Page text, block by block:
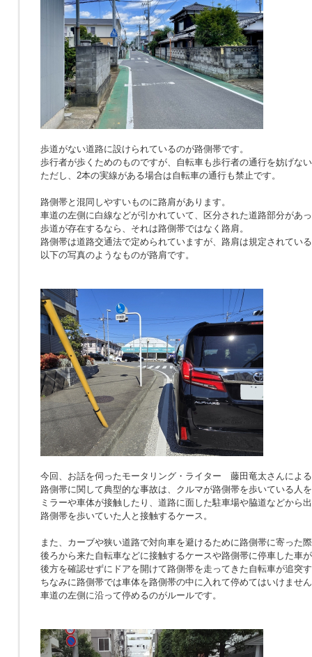
歩道がない道路に設けられているのが路側帯です。
歩行者が歩くためのものですが、自転車も歩行者の通行を妨げな
ただし、2本の実線がある場合は自転車の通行も禁止です。
路側帯と混同しやすいものに路肩があります。
車道の左側に白線などが引かれていて、区分された道路部分があ
歩道が存在するなら、それは路側帯ではなく路肩。
路側帯は道路交通法で定められていますが、路肩は規定されてい
以下の写真のようなものが路肩です。
今回、お話を伺ったモータリング・ライター 藤田竜太さんによ
路側帯に関して典型的な事故は、クルマが路側帯を歩いている人
ミラーや車体が接触したり、道路に面した駐車場や脇道などから
路側帯を歩いていた人と接触するケース。
また、カーブや狭い道路で対向車を避けるために路側帯に寄った
後ろから来た自転車などに接触するケースや路側帯に停車した車
後方を確認せずにドアを開けて路側帯を走ってきた自転車が追突
ちなみに路側帯では車体を路側帯の中に入れて停めてはいけませ
車道の左側に沿って停めるのがルールです。